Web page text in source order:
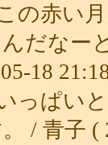
赤い月
だなー
18
ぱいと
/ 青子 (